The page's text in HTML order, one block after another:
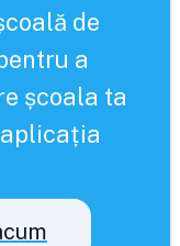
de
a
școala ta